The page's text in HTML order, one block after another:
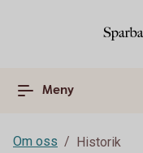
Meny
Om oss Historik